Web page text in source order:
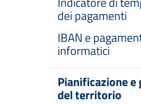
dei pagamenti
IBAN e
informatici
Pianificazione e
del territorio